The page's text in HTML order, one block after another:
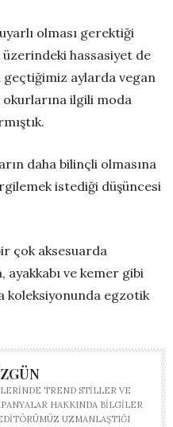
olması gerektiği
hassasiyet de
aylarda vegan
okurlarına ilgili moda
daha bilinçli olmasına
istediği düşüncesi
çok aksesuarda
ayakkabı ve kemer gibi
koleksiyonunda egzotik
TREND STILLER VE
HAKKINDA BILGILER
UZMANLAŞTIĞI